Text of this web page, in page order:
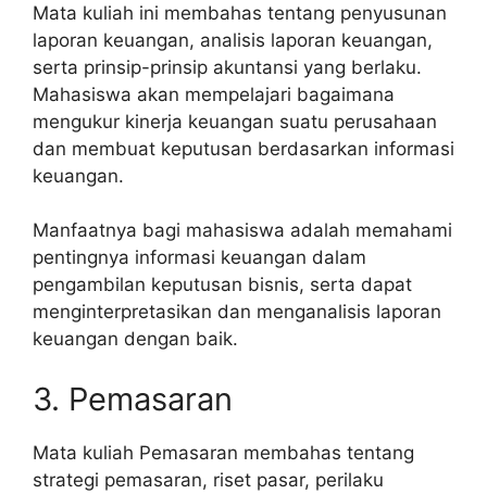
Mata kuliah ini membahas tentang penyusunan
laporan keuangan, analisis laporan keuangan,
serta prinsip-prinsip akuntansi yang berlaku.
Mahasiswa akan mempelajari bagaimana
mengukur kinerja keuangan suatu perusahaan
dan membuat keputusan berdasarkan informasi
keuangan.
Manfaatnya bagi mahasiswa adalah memahami
pentingnya informasi keuangan dalam
pengambilan keputusan bisnis, serta dapat
menginterpretasikan dan menganalisis laporan
keuangan dengan baik.
3. Pemasaran
Mata kuliah Pemasaran membahas tentang
strategi pemasaran, riset pasar, perilaku